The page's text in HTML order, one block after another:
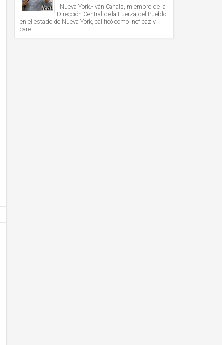
Nueva York.-Iván Canals, miembro de la
Dirección Central de la Fuerza del Pueblo
en el estado de Nueva York, calificó como ineficaz y
care...